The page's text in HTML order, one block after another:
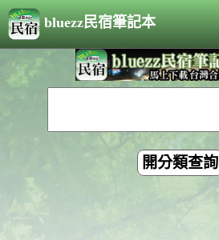
bluezz民宿筆記本
開分類查詢